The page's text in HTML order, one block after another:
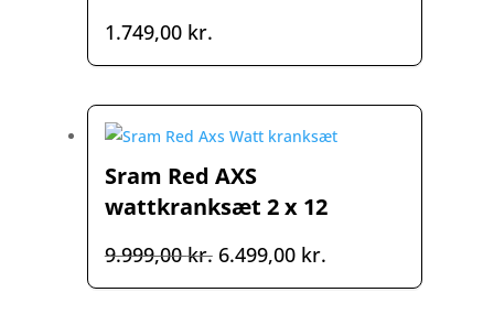
1.749,00 kr.
Sram Red AXS
wattkranksæt 2 x 12
9.999,00kr. Den
oprindelige
6.499,00 kr.
aktuelle